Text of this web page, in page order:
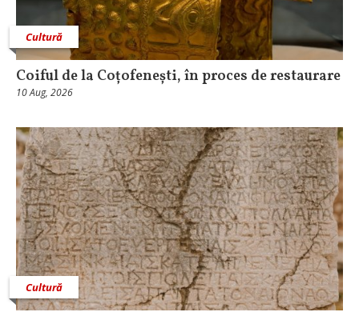
Cultură
Coiful de la Coțofenești, în proces de restaurare
10 Aug, 2026
Cultură